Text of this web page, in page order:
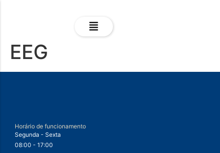
EEG
Horário de funcionamento
Segunda - Sexta
08:00 - 17:00